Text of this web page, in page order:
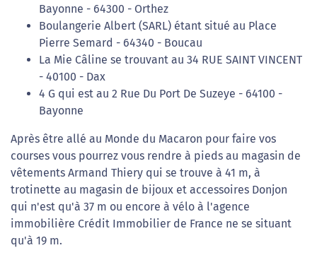
Bayonne - 64300 - Orthez
Boulangerie Albert (SARL) étant situé au Place
Pierre Semard - 64340 - Boucau
La Mie Câline se trouvant au 34 RUE SAINT VINCENT
- 40100 - Dax
4 G qui est au 2 Rue Du Port De Suzeye - 64100 -
Bayonne
Après être allé au Monde du Macaron pour faire vos
courses vous pourrez vous rendre à pieds au magasin de
vêtements Armand Thiery qui se trouve à 41 m, à
trotinette au magasin de bijoux et accessoires Donjon
qui n'est qu'à 37 m ou encore à vélo à l'agence
immobilière Crédit Immobilier de France ne se situant
qu'à 19 m.